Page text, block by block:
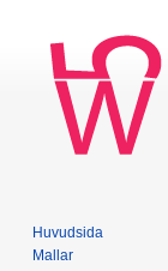
Huvudsida
Mallar